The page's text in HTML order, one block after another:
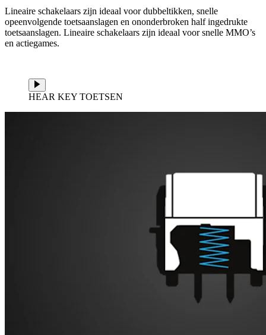
Lineaire schakelaars zijn ideaal voor dubbeltikken, snelle
opeenvolgende toetsaanslagen en ononderbroken half ingedrukte
toetsaanslagen. Lineaire schakelaars zijn ideaal voor snelle MMO’s
en actiegames.
HEAR KEY TOETSEN